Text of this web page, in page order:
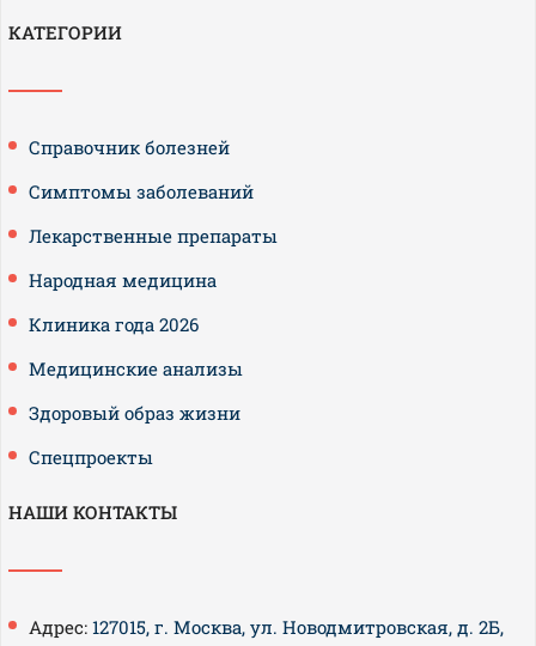
КАТЕГОРИИ
Справочник болезней
Симптомы заболеваний
Лекарственные препараты
Народная медицина
Клиника года 2026
Медицинские анализы
Здоровый образ жизни
Спецпроекты
НАШИ КОНТАКТЫ
Адрес: 127015, г. Москва, ул. Новодмитровская, д. 2Б,